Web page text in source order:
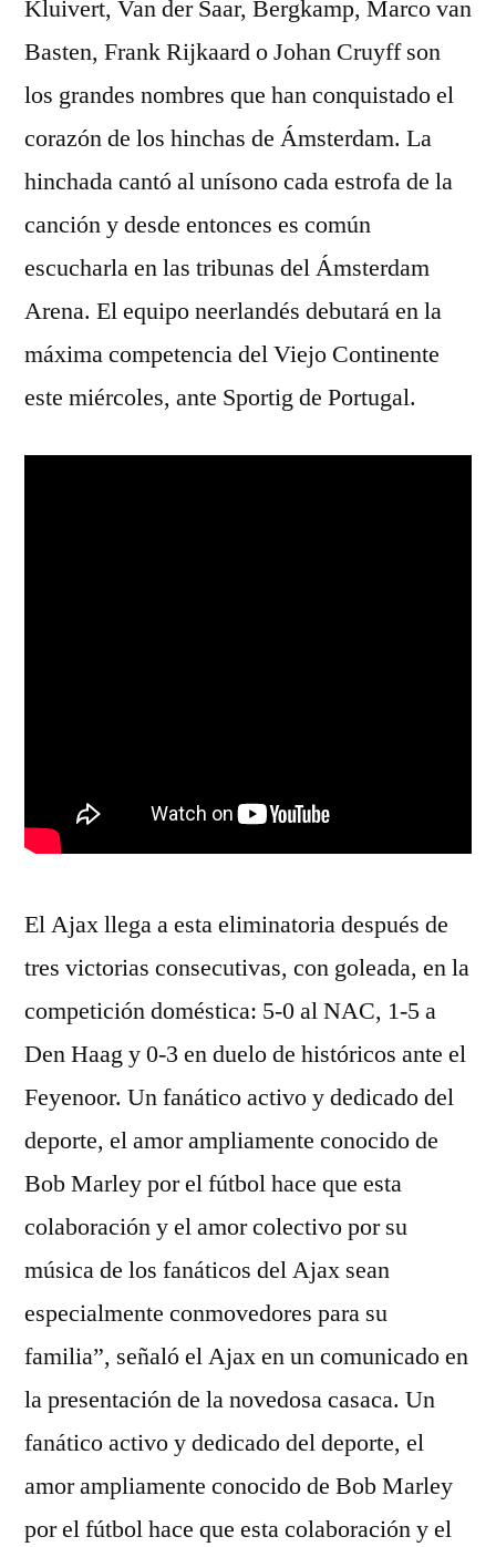
Kluivert, Van der Saar, Bergkamp, Marco van
Basten, Frank Rijkaard o Johan Cruyff son
los grandes nombres que han conquistado el
corazón de los hinchas de Ámsterdam. La
hinchada cantó al unísono cada estrofa de la
canción y desde entonces es común
escucharla en las tribunas del Ámsterdam
Arena. El equipo neerlandés debutará en la
máxima competencia del Viejo Continente
este miércoles, ante Sportig de Portugal.
El Ajax llega a esta eliminatoria después de
tres victorias consecutivas, con goleada, en la
competición doméstica: 5-0 al NAC, 1-5 a
Den Haag y 0-3 en duelo de históricos ante el
Feyenoor. Un fanático activo y dedicado del
deporte, el amor ampliamente conocido de
Bob Marley por el fútbol hace que esta
colaboración y el amor colectivo por su
música de los fanáticos del Ajax sean
especialmente conmovedores para su
familia”, señaló el Ajax en un comunicado en
la presentación de la novedosa casaca. Un
fanático activo y dedicado del deporte, el
amor ampliamente conocido de Bob Marley
por el fútbol hace que esta colaboración y el